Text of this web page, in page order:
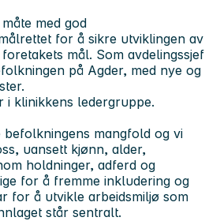
med god
for å sikre utviklingen av
mål. Som avdelingssjef
på Agder, med nye og
i klinikkens ledergruppe.
mangfold og vi
uansett kjønn, alder,
holdninger, adferd og
for å fremme inkludering og
for å utvikle arbeidsmiljø som
står sentralt.